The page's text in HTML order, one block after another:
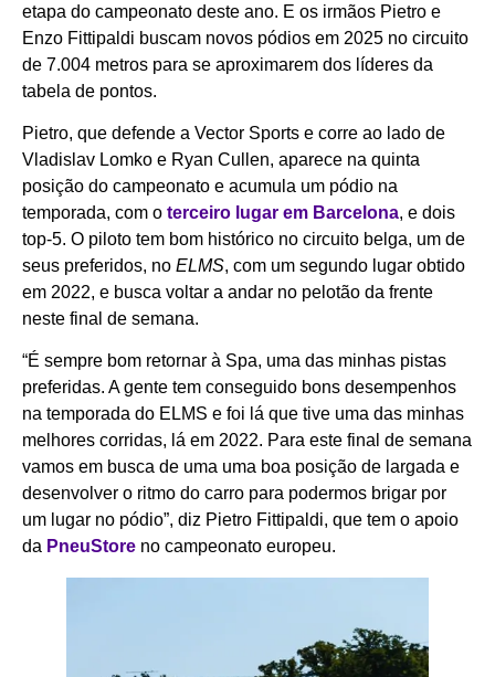
etapa do campeonato deste ano. E os irmãos Pietro e
Enzo Fittipaldi buscam novos pódios em 2025 no circuito
de 7.004 metros para se aproximarem dos líderes da
tabela de pontos.
Pietro, que defende a Vector Sports e corre ao lado de
Vladislav Lomko e Ryan Cullen, aparece na quinta
posição do campeonato e acumula um pódio na
temporada, com o terceiro lugar em Barcelona, e dois
top-5. O piloto tem bom histórico no circuito belga, um de
seus preferidos, no ELMS, com um segundo lugar obtido
em 2022, e busca voltar a andar no pelotão da frente
neste final de semana.
“É sempre bom retornar à Spa, uma das minhas pistas
preferidas. A gente tem conseguido bons desempenhos
na temporada do ELMS e foi lá que tive uma das minhas
melhores corridas, lá em 2022. Para este final de semana
vamos em busca de uma uma boa posição de largada e
desenvolver o ritmo do carro para podermos brigar por
um lugar no pódio”, diz Pietro Fittipaldi, que tem o apoio
da PneuStore no campeonato europeu.